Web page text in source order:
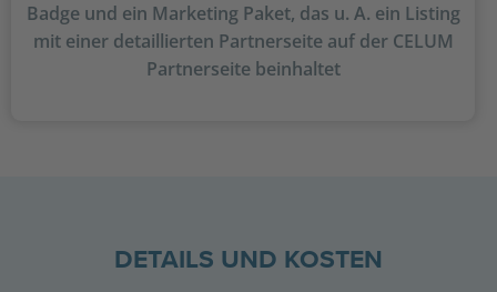
Badge und ein Marketing Paket, das u. A. ein Listing
mit einer detaillierten Partnerseite auf der CELUM
Partnerseite beinhaltet
DETAILS UND KOSTEN